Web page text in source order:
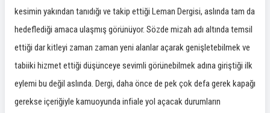
kesimin yakından tanıdığı ve takip ettiği Leman Dergisi, aslında tam da
hedeflediği amaca ulaşmış görünüyor. Sözde mizah adı altında temsil
ettiği dar kitleyi zaman zaman yeni alanlar açarak genişletebilmek ve
tabiiki hizmet ettiği düşünceye sevimli görünebilmek adına giriştiği ilk
eylemi bu değil aslında. Dergi, daha önce de pek çok defa gerek kapağı
gerekse içeriğiyle kamuoyunda infiale yol açacak durumların